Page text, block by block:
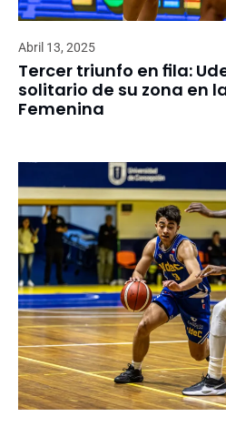
Abril 13, 2025
Tercer triunfo en fila:
solitario de su zona en
Femenina